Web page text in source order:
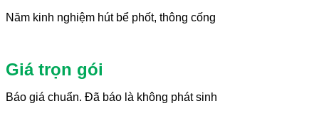
Năm kinh nghiệm hút bể phốt, thông cống
Giá trọn gói
Báo giá chuẩn. Đã báo là không phát sinh